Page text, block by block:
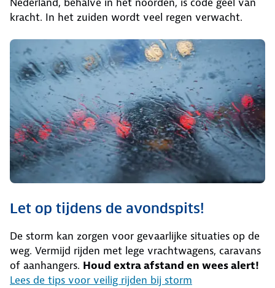
kracht. In het zuiden wordt veel regen verwacht.
Let op tijdens de avondspits!
De storm kan zorgen voor gevaarlijke situaties op de
weg. Vermijd rijden met lege vrachtwagens, caravans
of aanhangers. Houd extra afstand en wees alert!
Lees de tips voor veilig rijden bij storm